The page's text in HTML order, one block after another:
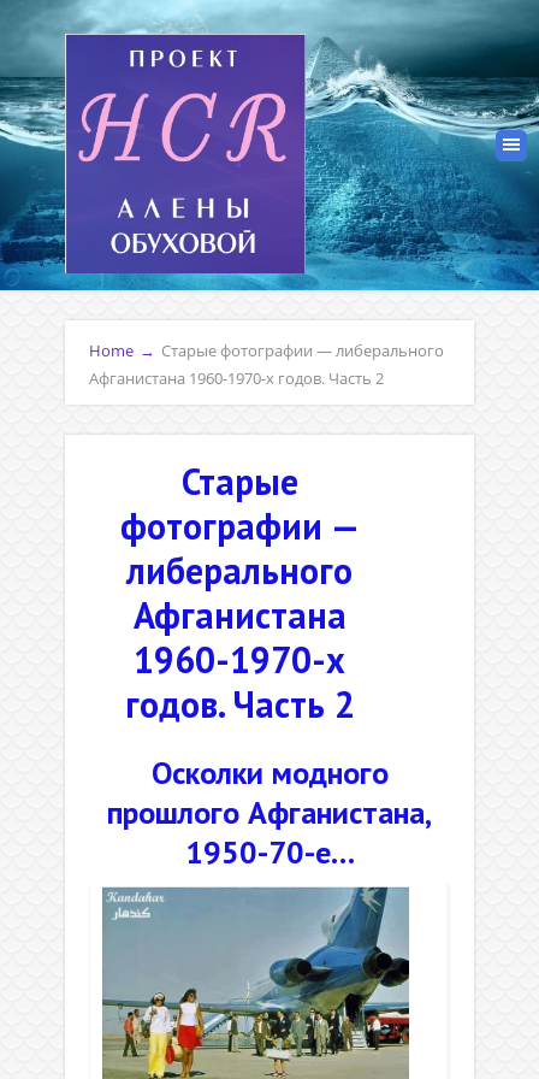
Home → Старые фотографии — либерального
Афганистана 1960-1970-х годов. Часть 2
Старые
фотографии —
либерального
Афганистана
1960-1970-х
годов. Часть 2
Осколки модного
прошлого Афганистана,
1950-70-е…